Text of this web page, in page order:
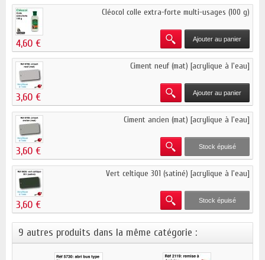
Cléocol colle extra-forte multi-usages (100 g)
4,60 € Ajouter au panier
Ciment neuf (mat) [acrylique à l'eau]
3,60 € Ajouter au panier
Ciment ancien (mat) [acrylique à l'eau]
3,60 € Stock épuisé
Vert celtique 301 (satiné) [acrylique à l'eau]
3,60 € Stock épuisé
9 autres produits dans la même catégorie :